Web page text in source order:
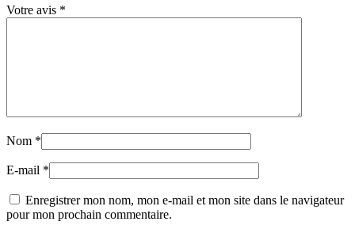
Votre avis *
Nom *
E-mail *
Enregistrer mon nom, mon e-mail et mon site dans le navigateur
pour mon prochain commentaire.